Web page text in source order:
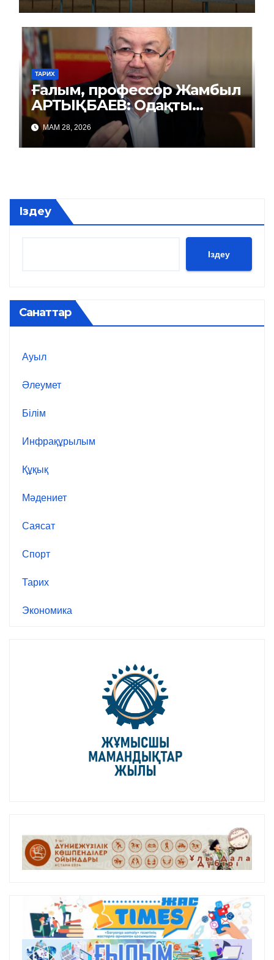
ТАРИХ
Ғалым, профессор Жамбыл
АРТЫҚБАЕВ: Одақты
репрессиямен басқарды
МАМ 28, 2026
Іздеу
Іздеу
Санаттар
Ауыл
Әлеумет
Білім
Инфрақұрылым
Құқық
Мәдениет
Саясат
Спорт
Тарих
Экономика